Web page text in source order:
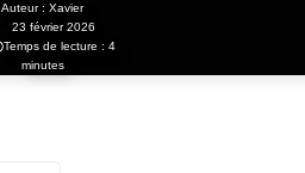
Auteur : Xavier
23 février 2026
Temps de lecture : 4
minutes